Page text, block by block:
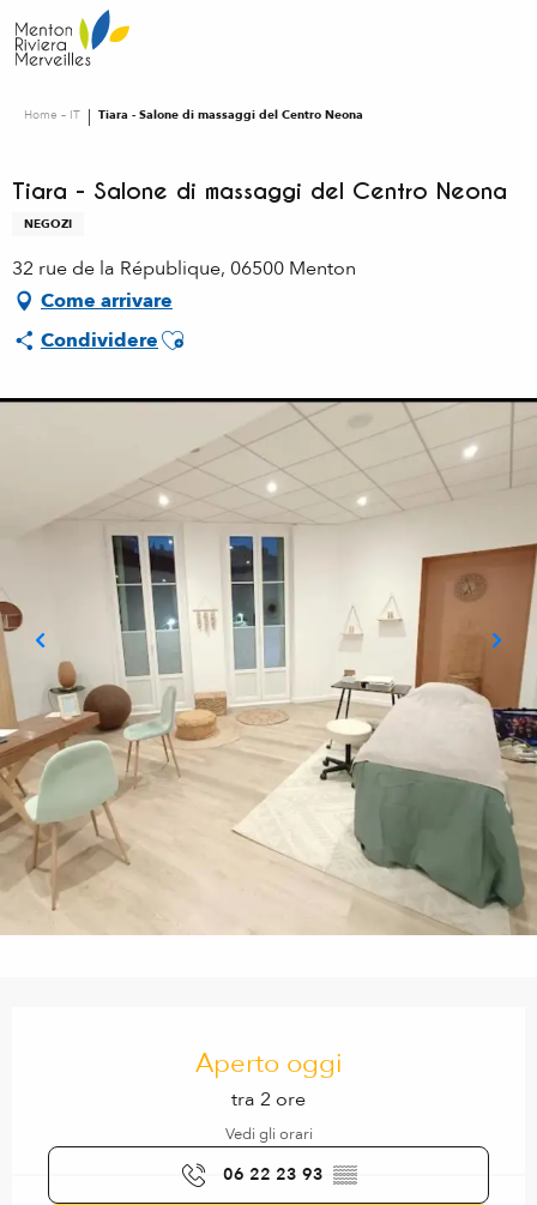
au
contenu
Home – IT Tiara - Salone di massaggi del Centro Neona
Tiara - Salone di massaggi del Centro Neona
NEGOZI
32 rue de la République, 06500 Menton
Come arrivare
CondividereAjouter aux favoris
Aperto oggi
tra 2 ore
Vedi gli orari
06 22 23 93 ▒▒